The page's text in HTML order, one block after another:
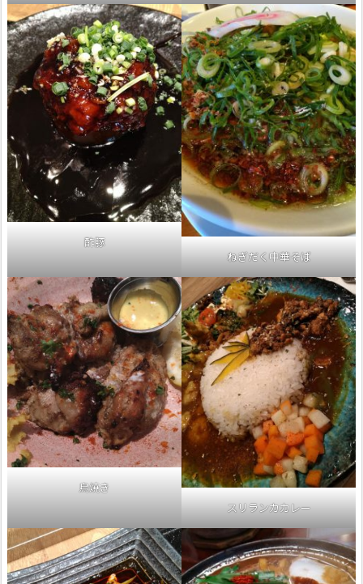
酢豚
ねぎだく中華そば
鳥焼き
スリランカカレー